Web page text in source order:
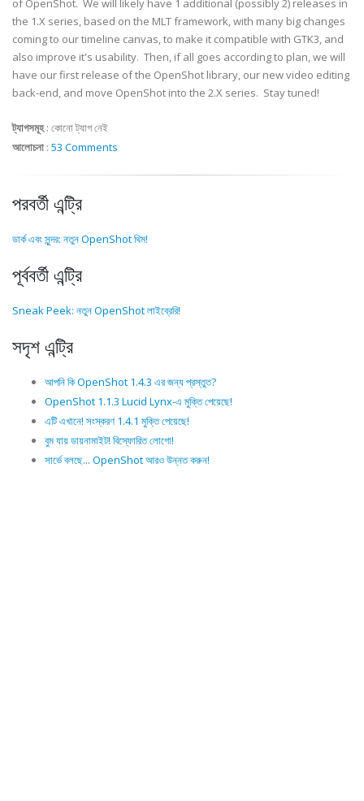
of OpenShot. We will likely have 1 additional (possibly 2) releases in
the 1.X series, based on the MLT framework, with many big changes
coming to our timeline canvas, to make it compatible with GTK3, and
also improve it's usability. Then, if all goes according to plan, we will
have our first release of the OpenShot library, our new video editing
back-end, and move OpenShot into the 2.X series. Stay tuned!
ট্যাগসমূহ: কোনো ট্যাগ নেই
আলোচনা : 53 Comments
পরবর্তী এন্ট্রি
ডার্ক এবং সুন্দর: নতুন OpenShot থিম!
পূর্ববর্তী এন্ট্রি
Sneak Peek: নতুন OpenShot লাইব্রেরি!
সদৃশ এন্ট্রি
আপনি কি OpenShot 1.4.3 এর জন্য প্রস্তুত?
OpenShot 1.1.3 Lucid Lynx-এ মুক্তি পেয়েছে!
এটি এখানে! সংস্করণ 1.4.1 মুক্তি পেয়েছে!
বুম যায় ডায়নামাইট! বিস্ফোরিত লোগো!
সার্ভে বলছে... OpenShot আরও উন্নত করুন!